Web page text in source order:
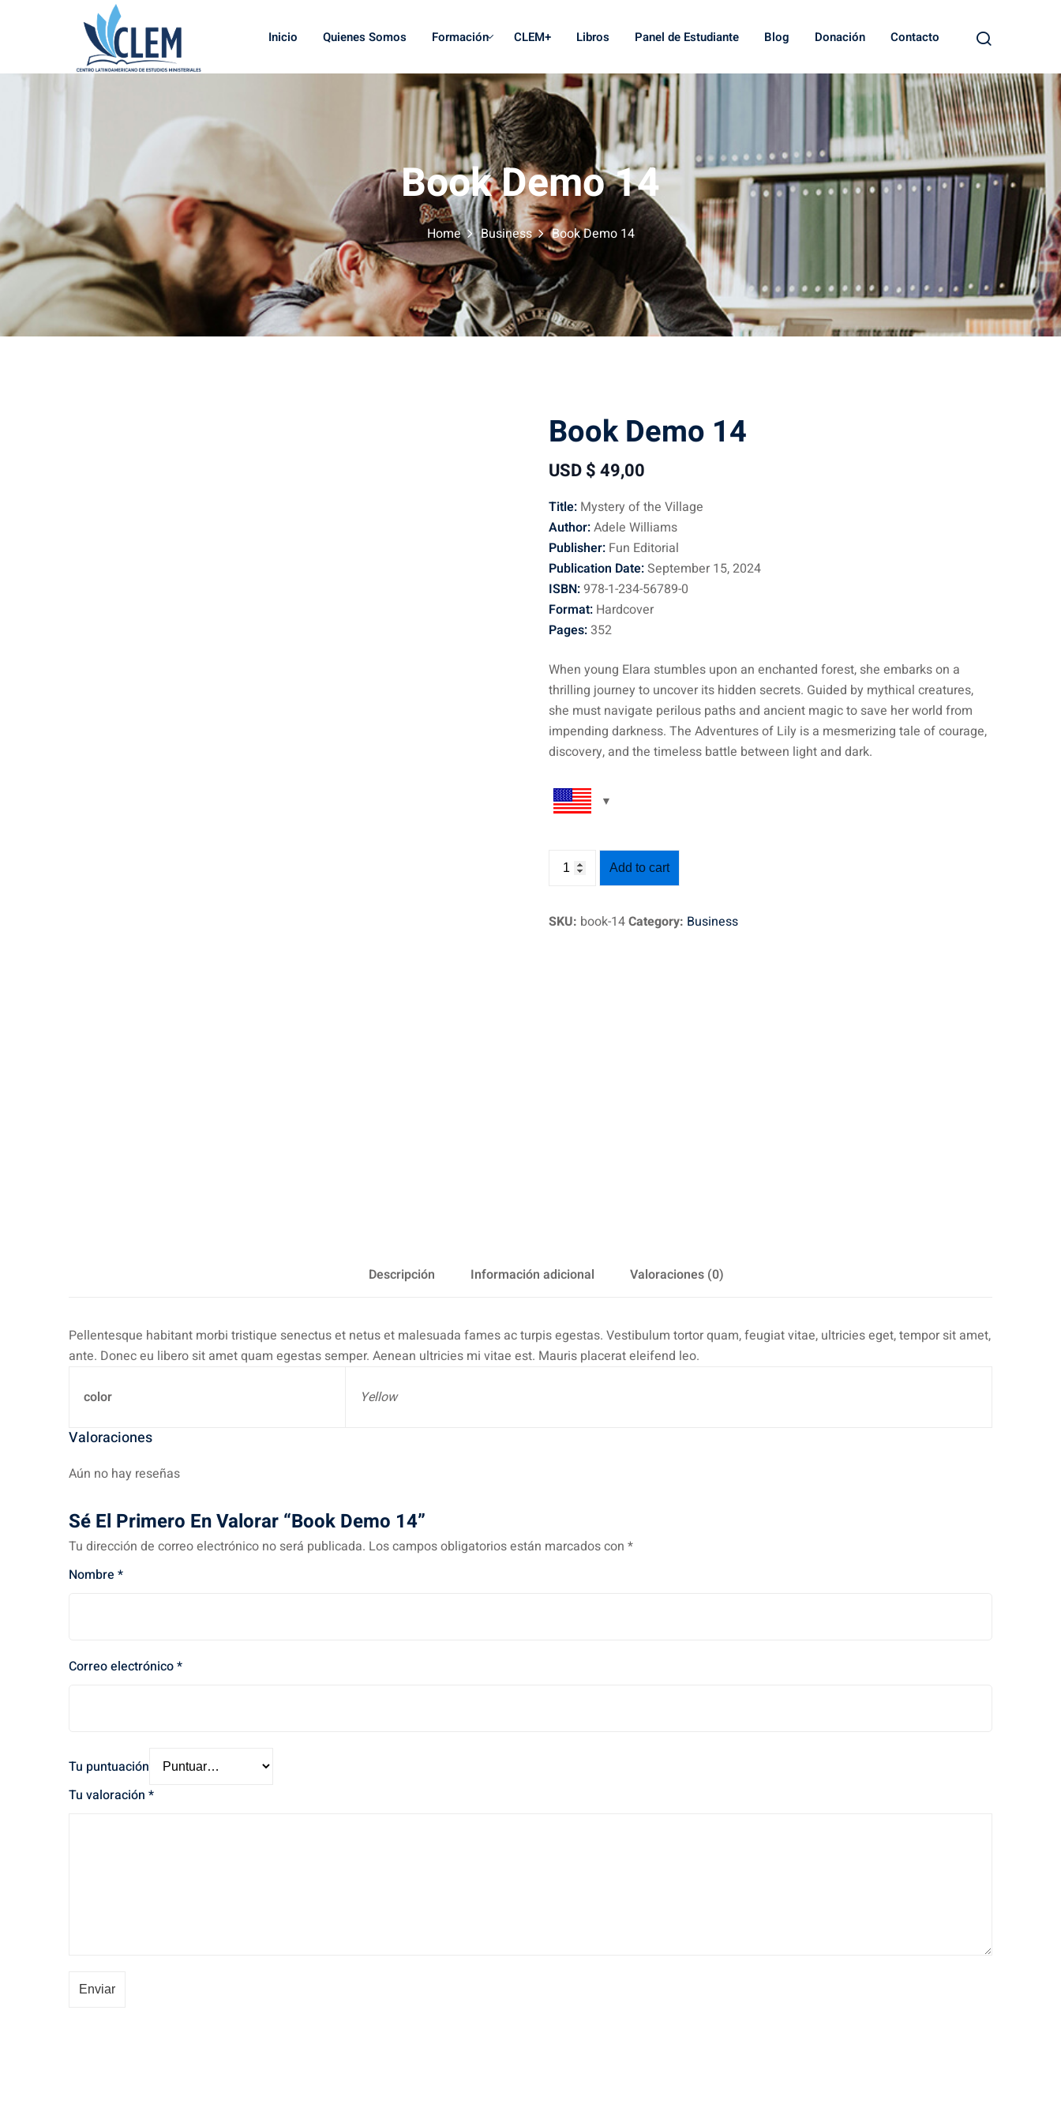
Inicio Quienes Somos Formación CLEM+ Libros Panel de Estudiante Blog Donación Contacto
Book Demo 14
Home Business Book Demo 14
Book Demo 14
USD $49,00
Title: Mystery of the Village
Author:Adele Williams
Publisher: Fun Editorial
Publication Date:September 15, 2024
ISBN:978-1-234-56789-0
Format: Hardcover
Pages:352
When young Elara stumbles upon an enchanted forest, she embarks on a
thrilling journey to uncover its hidden secrets. Guided by mythical creatures,
she must navigate perilous paths and ancient magic to save her world from
impending darkness. The Adventures of Lily is a mesmerizing tale of courage,
discovery, and the timeless battle between light and dark.
Add to cart
SKU: book-14Category: Business
Descripción Información adicional Valoraciones (0)
Pellentesque habitant morbi tristique senectus et netus et malesuada fames ac turpis egestas. Vestibulum tortor quam, feugiat vitae, ultricies eget, tempor sit amet,
ante. Donec eu libero sit amet quam egestas semper. Aenean ultricies mi vitae est. Mauris placerat eleifend leo.
color Yellow
Valoraciones
Aún no hay reseñas
Sé El Primero En Valorar “Book Demo 14”
Tu dirección de correo electrónico no será publicada. Los campos obligatorios están marcados con *
Nombre *
Correo electrónico*
Tu puntuación
Tu valoración *
Enviar